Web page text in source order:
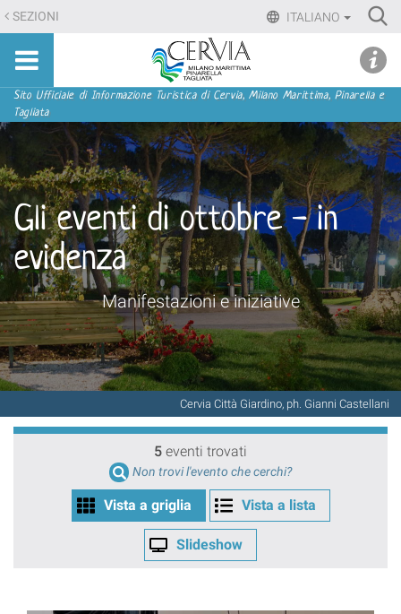
Salta
ai
contenuti.
Salta
alla
navigazione
ITALIANO
SEZIONI
Sito
turistico
ufficiale
Cervia,
Milano
Marittima,
Pinarella,
Tagliata
Sezioni
Sito Ufficiale di Informazione Turistica di Cervia, Milano Marittima, Pinarella e
Tagliata
Cervia Città Giardino, ph. Gianni Castellani
Gli eventi di ottobre - in
evidenza
Manifestazioni e iniziative
5 eventi trovati
Non trovi l'evento che cerchi?
Vista a griglia Vista a lista
Slideshow
menu